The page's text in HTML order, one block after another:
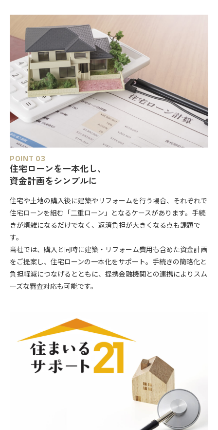
POINT 03
住宅ローンを一本化し、
資金計画をシンプルに
住宅や土地の購入後に建築やリフォームを行う場合、それぞれで
住宅ローンを組む「二重ローン」となるケースがあります。手続
きが煩雑になるだけでなく、返済負担が大きくなる点も課題で
す。
当社では、購入と同時に建築・リフォーム費用も含めた資金計画
をご提案し、住宅ローンの一本化をサポート。手続きの簡略化と
負担軽減につなげるとともに、提携金融機関との連携によりスム
ーズな審査対応も可能です。